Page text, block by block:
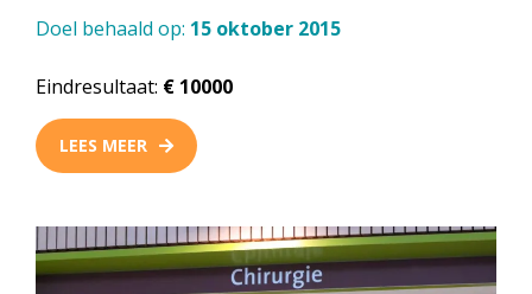
Doel behaald op: 15 oktober 2015
Eindresultaat: € 10000
LEES MEER